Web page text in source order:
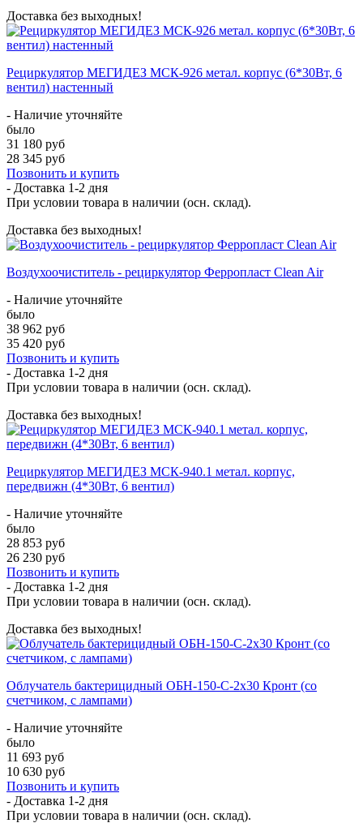
Доставка без выходных!
Рециркулятор МЕГИДЕЗ МСК-926 метал. корпус (6*30Вт, 6
вентил) настенный
- Наличие уточняйте
было
31 180 руб
28 345 руб
Позвонить и купить
- Доставка 1-2 дня
При условии товара в наличии (осн. склад).
Доставка без выходных!
Воздухоочиститель - рециркулятор Ферропласт Clean Air
- Наличие уточняйте
было
38 962 руб
35 420 руб
Позвонить и купить
- Доставка 1-2 дня
При условии товара в наличии (осн. склад).
Доставка без выходных!
Рециркулятор МЕГИДЕЗ МСК-940.1 метал. корпус,
передвижн (4*30Вт, 6 вентил)
- Наличие уточняйте
было
28 853 руб
26 230 руб
Позвонить и купить
- Доставка 1-2 дня
При условии товара в наличии (осн. склад).
Доставка без выходных!
Облучатель бактерицидный ОБН-150-С-2x30 Кронт (со
счетчиком, с лампами)
- Наличие уточняйте
было
11 693 руб
10 630 руб
Позвонить и купить
- Доставка 1-2 дня
При условии товара в наличии (осн. склад).